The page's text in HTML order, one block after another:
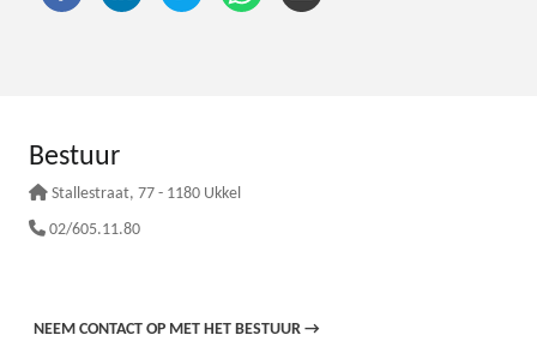
Bestuur
Stallestraat, 77 - 1180 Ukkel
02/605.11.80
NEEM CONTACT OP MET HET BESTUUR →